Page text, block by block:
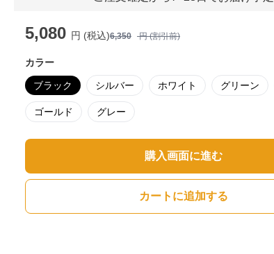
slide 5,080 円 (税込)6,350 円 (割引前)
カラー
ブラック シルバー ホワイト グリーン
ゴールド グレー
購入画面に進む
カートに追加する